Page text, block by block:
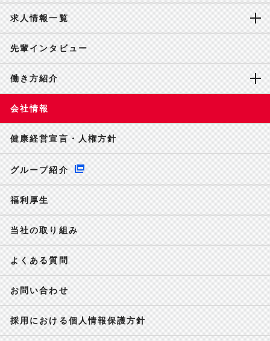
求人情報一覧
先輩インタビュー
働き方紹介
会社情報
健康経営宣言・人権方針
グループ紹介
福利厚生
当社の取り組み
よくある質問
お問い合わせ
採用における個人情報保護方針